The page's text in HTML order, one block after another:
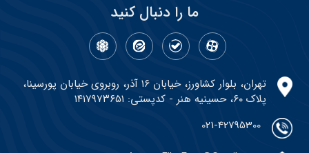
ما را دنبال کنید
تهران، بلوار کشاورز، خیابان ۱۶ آذر، روبروی خیابان پورسینا،
پلاک ۶۰، حسینیه هنر - کدپستی: ۱۴۱۷۹۷۳۶۵۱
021-42795300